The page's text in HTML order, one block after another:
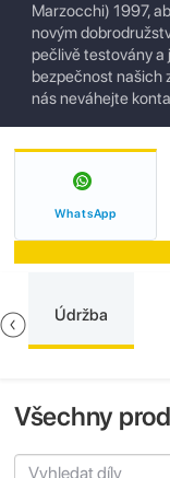
Marzocchi) 1997,
novým
pečlivě testovány a
bezpečnost našich
nás neváhejte
WhatsApp
Údržba
Všechny